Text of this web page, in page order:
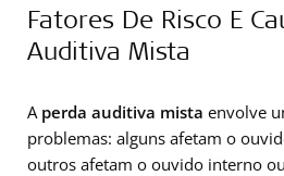
Fatores De Risco E
Auditiva Mista
A perda auditiva mista envolve
problemas: alguns afetam o
outros afetam o ouvido interno